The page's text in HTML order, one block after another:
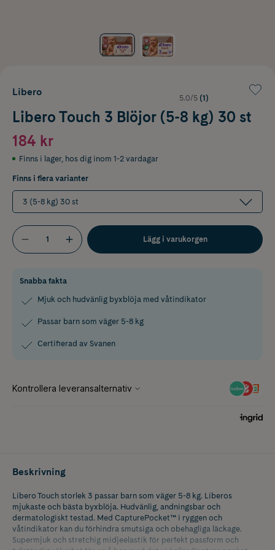
Libero
5.0/5 (1)
Libero Touch 3 Blöjor (5-8 kg) 30 st
184 kr
Finns i lager, hos dig inom 1-2 vardagar
Finns i flera varianter
3 (5-8 kg) 30 st
Lägg i varukorgen
Snabba fakta
Mjuk och hudvänlig byxblöja med våtindikator
Passar barn som väger 5-8 kg
Certifierad av Svanen
Beskrivning
Libero Touch storlek 3 passar barn som väger 5-8 kg. Liberos
mjukaste och bästa byxblöja. Hudvänlig, andningsbar och
dermatologiskt testad. Med CapturePocket™ i ryggen och
våtindikator kan du förhindra smutsiga och obehagliga läckage.
Supermjuk och stretchig midjeelastik för perfekt passform och